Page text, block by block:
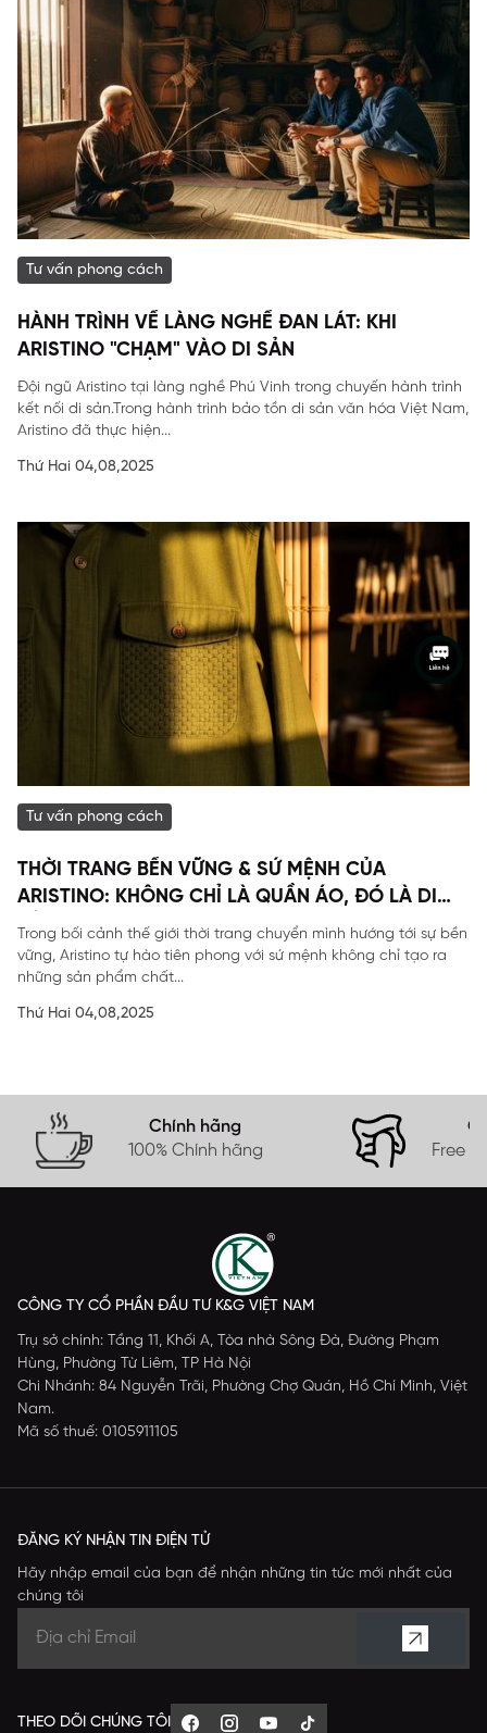
Tư vấn phong cách
HÀNH TRÌNH VỀ LÀNG NGHỀ ĐAN LÁT: KHI
ARISTINO "CHẠM" VÀO DI SẢN
Đội ngũ Aristino tại làng nghề Phú Vinh trong chuyến hành trình
kết nối di sản.Trong hành trình bảo tồn di sản văn hóa Việt Nam,
Aristino đã thực hiện...
Thứ Hai 04,08,2025
Tư vấn phong cách
THỜI TRANG BỀN VỮNG & SỨ MỆNH CỦA
ARISTINO: KHÔNG CHỈ LÀ QUẦN ÁO, ĐÓ LÀ DI
SẢN
Trong bối cảnh thế giới thời trang chuyển mình hướng tới sự bền
vững, Aristino tự hào tiên phong với sứ mệnh không chỉ tạo ra
những sản phẩm chất...
Thứ Hai 04,08,2025
Chính hãng
100% Chính hãng
Free
CÔNG TY CỔ PHẦN ĐẦU TƯ K&G VIỆT NAM
Trụ sở chính: Tầng 11, Khối A, Tòa nhà Sông Đà, Đường Phạm
Hùng, Phường Từ Liêm, TP Hà Nội
Chi Nhánh: 84 Nguyễn Trãi, Phường Chợ Quán, Hồ Chí Minh, Việt
Nam.
Mã số thuế: 0105911105
ĐĂNG KÝ NHẬN TIN ĐIỆN TỬ
Hãy nhập email của bạn để nhận những tin tức mới nhất của
chúng tôi
THEO DÕI CHÚNG TÔI